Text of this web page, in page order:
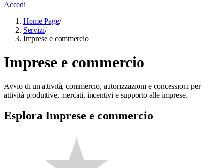
Accedi
Home Page/
Servizi/
Imprese e commercio
Imprese e commercio
Avvio di un'attività, commercio, autorizzazioni e concessioni per
attività produttive, mercati, incentivi e supporto alle imprese.
Esplora Imprese e commercio